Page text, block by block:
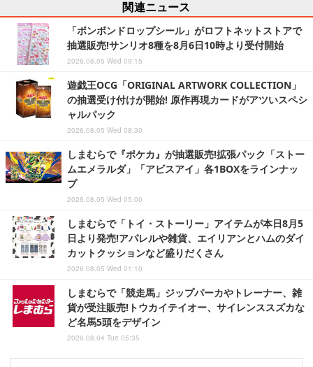
関連ニュース
「ボンボンドロップシール」がロフトネットストアで
抽選販売!サンリオ8種を8月6日10時より受付開始
2026.08.05 Wed 09:15
遊戯王OCG「ORIGINAL ARTWORK COLLECTION」
の抽選受け付けが開始! 原作再現カードがアツいスペシ
ャルパック
2026.08.05 Wed 08:30
しまむらで『ポケカ』が抽選販売!拡張パック「ストー
ムエメラルダ」「アビスアイ」各1BOXをラインナッ
プ
2026.08.05 Wed 05:00
しまむらで「トイ・ストーリー」アイテムが本日8月5
日より発売!アパレルや雑貨、エイリアンとハムのダイ
カットクッションなど盛りだくさん
2026.08.05 Wed 01:10
しまむらで「競走馬」ジップパーカやトレーナー、雑
貨が受注販売!トウカイテイオー、サイレンススズカな
ど名馬5頭をデザイン
2026.08.04 Tue 05:35